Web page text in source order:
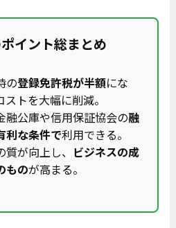
イント総まとめ
の登録免許税が半額にな
ストを大幅に削減。
融公庫や信用保証協会の融
利な条件で利用できる。
が向上し、 ビジネスの成
ものが高まる。